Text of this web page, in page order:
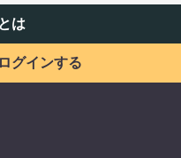
は
グインする